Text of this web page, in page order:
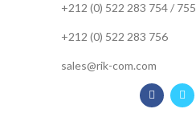
+212 (0) 522 283 754 / 755
+212 (0) 522 283 756
sales@rik-com.com